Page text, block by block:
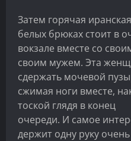
Затем горячая
белых брюках стоит в
вокзале вместе со
своим мужем. Эта
сдержать мочевой
сжимая ноги вместе,
тоской глядя в конец
очереди. И самое
держит одну руку